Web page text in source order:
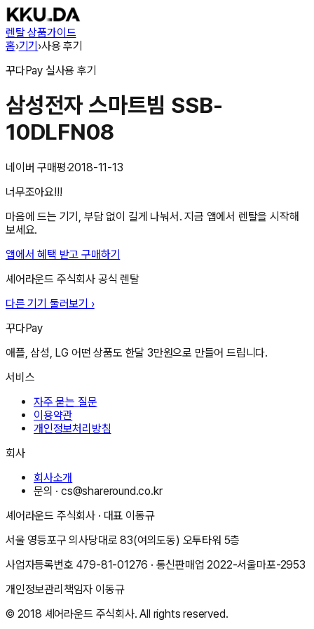
렌탈 상품가이드
홈›기기›사용 후기
꾸다Pay 실사용 후기
삼성전자 스마트빔 SSB-
10DLFN08
네이버 구매평·2018-11-13
너무조아요!!!
마음에 드는 기기, 부담 없이 길게 나눠서. 지금 앱에서 렌탈을 시작해
보세요.
앱에서 혜택 받고 구매하기
셰어라운드 주식회사 공식 렌탈
다른 기기 둘러보기 ›
꾸다Pay
애플, 삼성, LG 어떤 상품도 한달 3만원으로 만들어 드립니다.
서비스
자주 묻는 질문
이용약관
개인정보처리방침
회사
회사소개
문의 ·cs@shareround.co.kr
셰어라운드 주식회사 · 대표 이동규
서울 영등포구 의사당대로 83(여의도동) 오투타워 5층
사업자등록번호 479-81-01276 · 통신판매업2022-서울마포-2953
개인정보관리책임자 이동규
© 2018 셰어라운드 주식회사. All rights reserved.